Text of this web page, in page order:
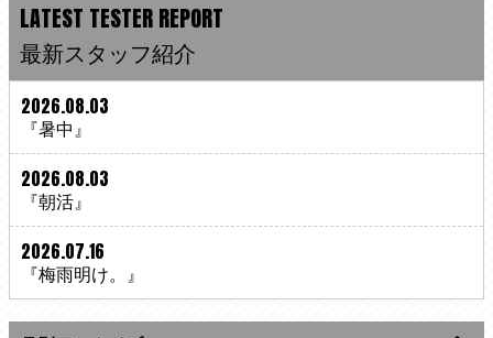
LATEST TESTER REPORT
最新スタッフ紹介
2026.08.03
『暑中』
2026.08.03
『朝活』
2026.07.16
『梅雨明け。』